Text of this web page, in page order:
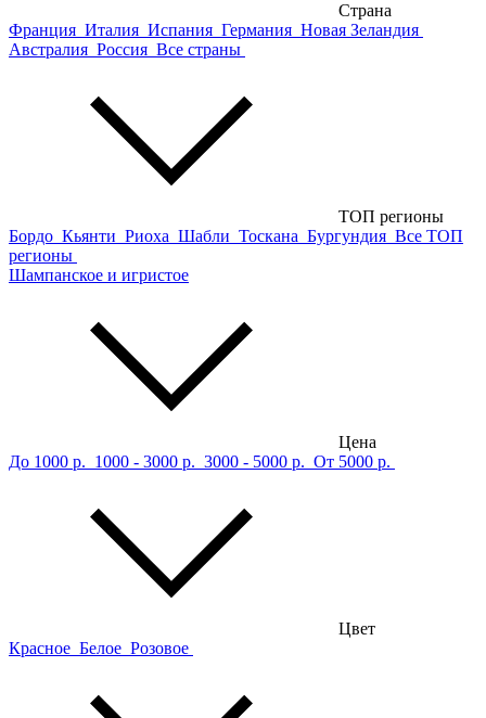
Страна
Франция Италия Испания Германия Новая Зеландия
Австралия Россия Все страны
ТОП регионы
Бордо Кьянти Риоха Шабли Тоскана Бургундия Все ТОП
регионы
Шампанское и игристое
Цена
До 1000 р. 1000 - 3000 р. 3000 - 5000 р. От 5000 р.
Цвет
Красное Белое Розовое